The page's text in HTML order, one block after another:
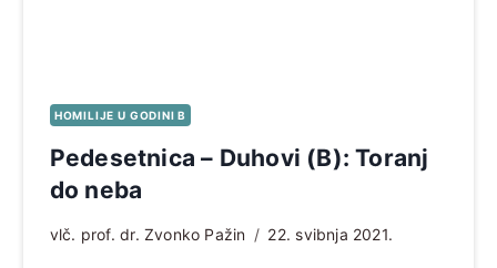
HOMILIJE U GODINI B
Pedesetnica – Duhovi (B): Toranj
do neba
vlč. prof. dr. Zvonko Pažin 22. svibnja 2021.